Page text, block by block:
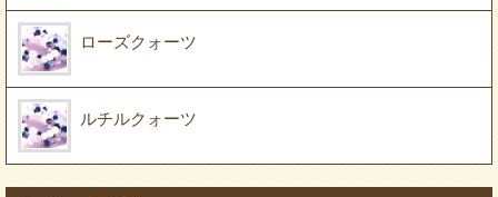
ローズクォーツ
ルチルクォーツ